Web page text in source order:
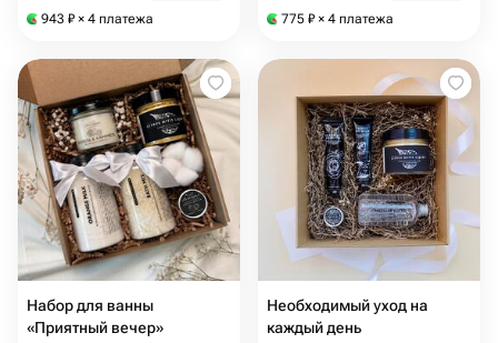
943 ₽ × 4 платежа 775 ₽ × 4 платежа
Набор для ванны
«Приятный вечер»
Необходимый уход на
каждый день